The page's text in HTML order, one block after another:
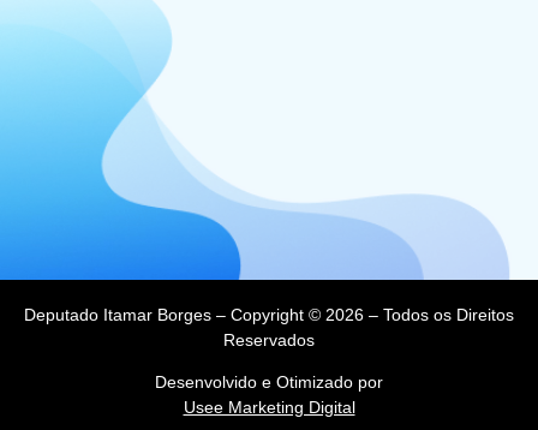
Deputado Itamar Borges – Copyright © 2026 – Todos os Direitos
Reservados
Desenvolvido e Otimizado por
Usee Marketing Digital